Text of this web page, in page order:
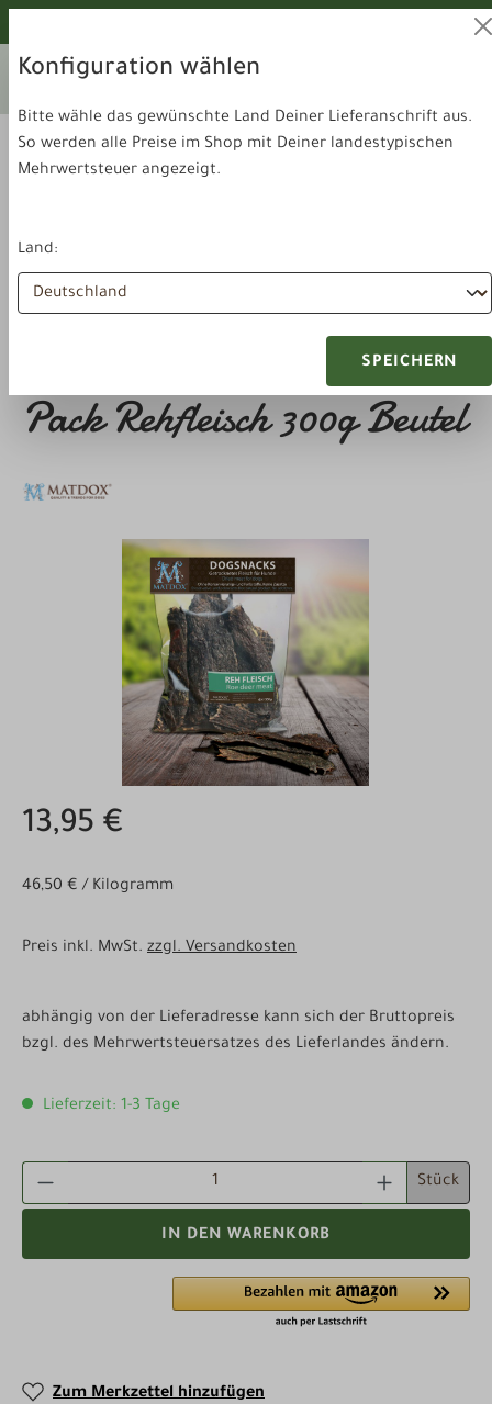
Ihr aktuelles Lieferland:
Matdox Hundesnack Big-
Pack Rehfleisch 300g Beutel
Bildergalerie überspringen
13,95 €
46,50 € / Kilogramm
Preis inkl. MwSt. zzgl. Versandkosten
abhängig von der Lieferadresse kann sich der Bruttopreis
bzgl. des Mehrwertsteuersatzes des Lieferlandes ändern.
Lieferzeit: 1-3 Tage
PRODUKT ANZAHL: GIB DEN GEWÜNSCHTEN
Stück
IN DEN WARENKORB
Zum Merkzettel hinzufügen
Konfiguration wählen
Bitte wähle das gewünschte Land Deiner Lieferanschrift aus.
So werden alle Preise im Shop mit Deiner landestypischen
Mehrwertsteuer angezeigt.
Land:
SPEICHERN